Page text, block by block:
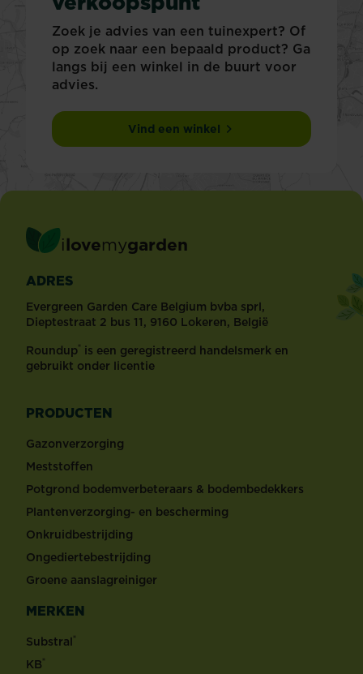
Zoek je advies van een tuinexpert? Of
op zoek naar een bepaald product? Ga
langs bij een winkel in de buurt voor
advies.
Vind een winkel
ilovemygarden
ADRES
Evergreen Garden Care Belgium bvba sprl,
Dieptestraat 2 bus 11, 9160 Lokeren, België
Roundup® is een geregistreerd handelsmerk en
gebruikt onder licentie
PRODUCTEN
Gazonverzorging
Meststoffen
Potgrond bodemverbeteraars & bodembedekkers
Plantenverzorging- en bescherming
Onkruidbestrijding
Ongediertebestrijding
Groene aanslagreiniger
MERKEN
Substral®
KB®